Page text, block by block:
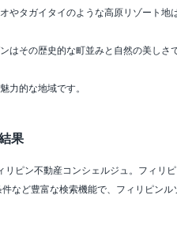
やタガイタイのような高原リゾート地
はその歴史的な町並みと自然の美しさ
力的な地域です。
果
ピン不動産コンシェルジュ。フィリ
など豊富な検索機能で、フィリピン